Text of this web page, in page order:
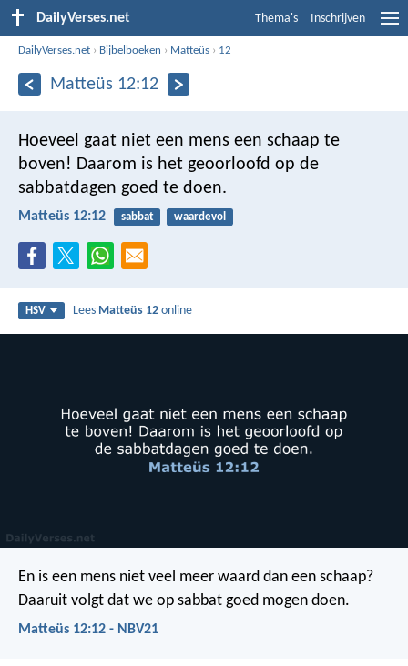
DailyVerses.net Thema's Inschrijven
DailyVerses.net › Bijbelboeken › Matteüs › 12
Matteüs 12:12
Hoeveel gaat niet een mens een schaap te
boven! Daarom is het geoorloofd op de
sabbatdagen goed te doen.
Matteüs 12:12 sabbat waardevol
HSV Lees Matteüs 12 online
En is een mens niet veel meer waard dan een schaap?
Daaruit volgt dat we op sabbat goed mogen doen.
Matteüs 12:12 - NBV21